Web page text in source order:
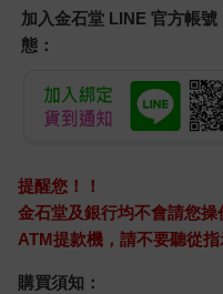
加入金石堂 LINE 官方帳
態：
提醒您！！
金石堂及銀行均不會請您
ATM提款機，請不要聽從指
購買須知：